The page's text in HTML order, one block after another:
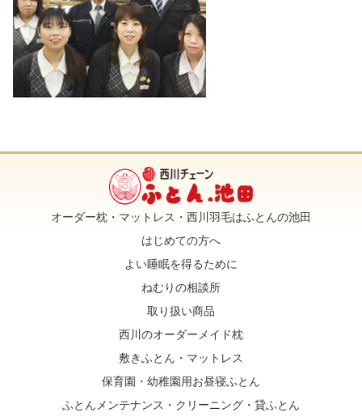
オーダー枕・マットレス・西川羽毛はふとんの池田
はじめての方へ
よい睡眠を得るために
ねむりの相談所
取り扱い商品
西川のオーダーメイド枕
敷きふとん・マットレス
保育園・幼稚園用お昼寝ふとん
ふとんメンテナンス・クリーニング・貸ふとん